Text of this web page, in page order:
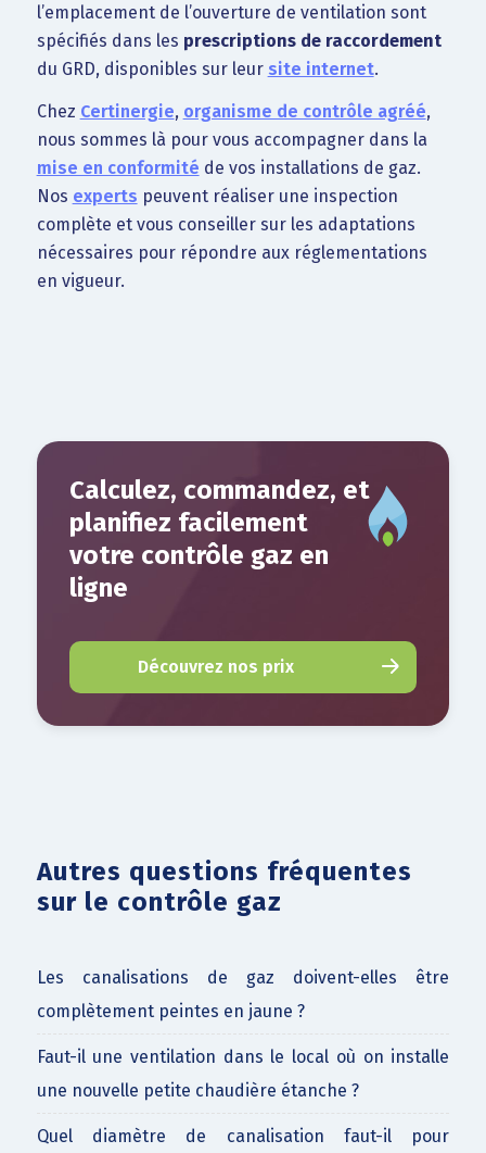
l’emplacement de l’ouverture de ventilation sont
spécifiés dans les prescriptions de raccordement
du GRD, disponibles sur leur site internet.
Chez Certinergie, organisme de contrôle agréé,
nous sommes là pour vous accompagner dans la
mise en conformité de vos installations de gaz.
Nos experts peuvent réaliser une inspection
complète et vous conseiller sur les adaptations
nécessaires pour répondre aux réglementations
en vigueur.
Calculez, commandez, et
planifiez facilement
votre contrôle gaz en
ligne
Découvrez nos prix
Autres questions fréquentes
sur le contrôle gaz
Les canalisations de gaz doivent-elles être
complètement peintes en jaune ?
Faut-il une ventilation dans le local où on installe
une nouvelle petite chaudière étanche ?
Quel diamètre de canalisation faut-il pour